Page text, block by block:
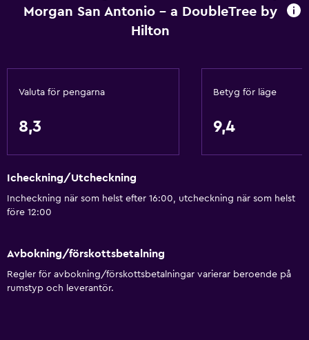
Morgan San Antonio - a DoubleTree by
Hilton
Valuta för pengarna
8,3
Betyg för läge
9,4
Icheckning/Utcheckning
Incheckning när som helst efter 16:00, utcheckning när som helst
före 12:00
Avbokning/förskottsbetalning
Regler för avbokning/förskottsbetalningar varierar beroende på
rumstyp och leverantör.